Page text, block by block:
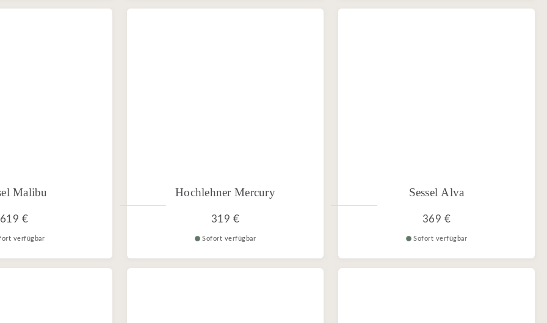
Malibu
619 €
verfügbar
Hochlehner Mercury
319 €
Sofort verfügbar
Sessel Alva
369 €
Sofort verfügbar